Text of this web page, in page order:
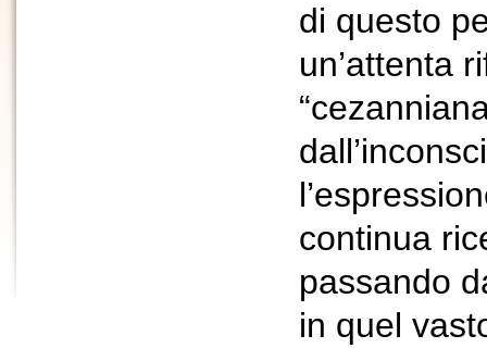
di questo
un’attenta
continua
passando
in quel